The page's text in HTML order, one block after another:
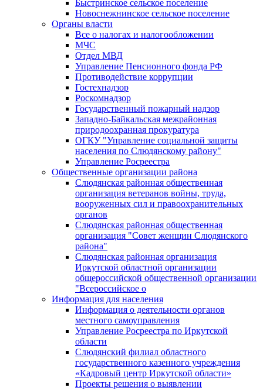
Быстринское сельское поселение
Новоснежнинское сельское поселение
Органы власти
Все о налогах и налогообложении
МЧС
Отдел МВД
Управление Пенсионного фонда РФ
Противодействие коррупции
Гостехнадзор
Роскомнадзор
Государственный пожарный надзор
Западно-Байкальская межрайонная
природоохранная прокуратура
ОГКУ "Управление социальной защиты
населения по Слюдянскому району"
Управление Росреестра
Общественные организации района
Слюдянская районная общественная
организация ветеранов войны, труда,
вооруженных сил и правоохранительных
органов
Слюдянская районная общественная
организация "Совет женщин Слюдянского
района"
Слюдянская районная организация
Иркутской областной организации
общероссийской общественной организации
"Всероссийское о
Информация для населения
Информация о деятельности органов
местного самоуправления
Управление Росреестра по Иркутской
области
Слюдянский филиал областного
государственного казенного учреждения
«Кадровый центр Иркутской области»
Проекты решения о выявлении